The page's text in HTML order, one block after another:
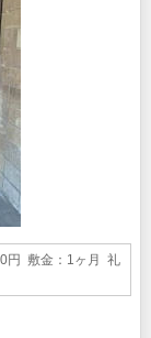
円 敷金：1ヶ月 礼